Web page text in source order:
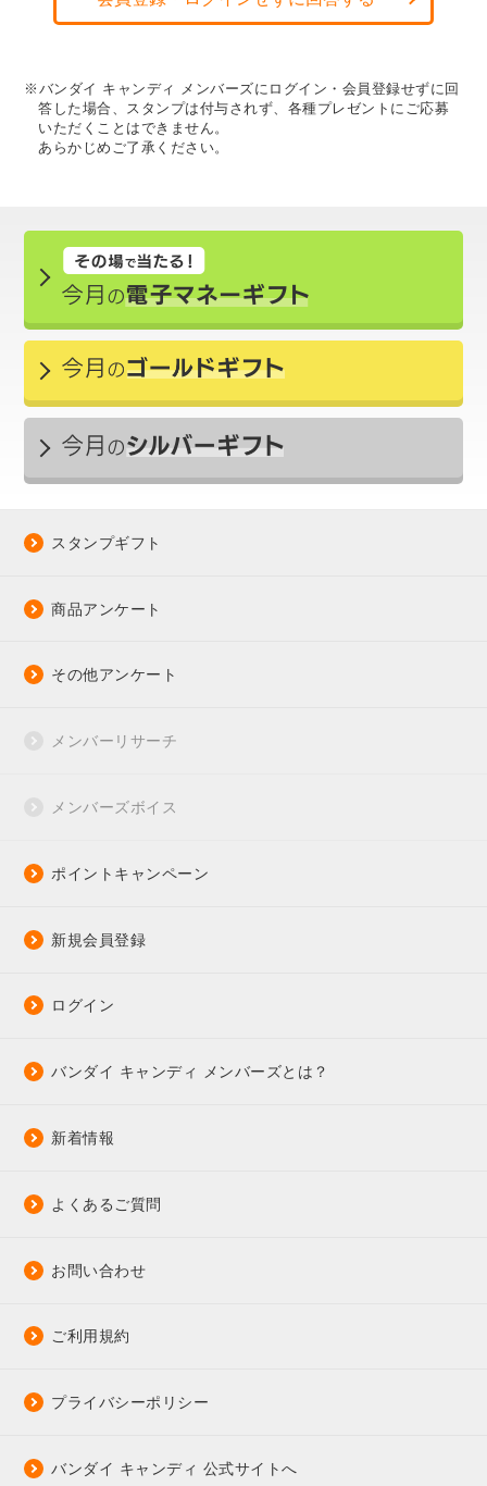
※バンダイ キャンディ メンバーズにログイン・会員登録せずに回
答した場合、スタンプは付与されず、各種プレゼントにご応募
いただくことはできません。
あらかじめご了承ください。
スタンプギフト
商品アンケート
その他アンケート
メンバーリサーチ
メンバーズボイス
ポイントキャンペーン
新規会員登録
ログイン
バンダイ キャンディ メンバーズとは？
新着情報
よくあるご質問
お問い合わせ
ご利用規約
プライバシーポリシー
バンダイ キャンディ 公式サイトへ